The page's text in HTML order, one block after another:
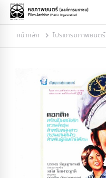
หน้าหลัก โปรแกรมภาพยนตร์